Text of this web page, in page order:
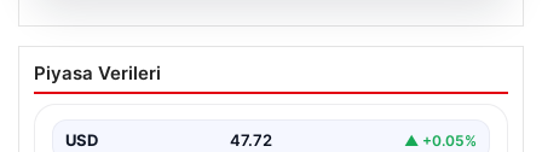
05.08.2026
Üsküdar Belediyesi’nde başkanvekili
Sibel Tan Çetinkaya oldu
Piyasa Verileri
USD 47.72 ▲ +0.05%